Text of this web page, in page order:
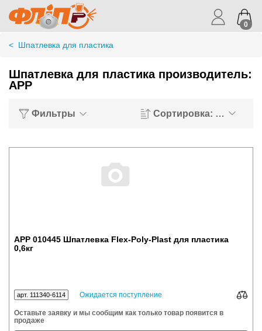
0
< Шпатлевка для пластика
Шпатлевка для пластика производитель:
APP
Фильтры Сортировка: Хиты
APP 010445 Шпатлевка Flex-Poly-Plast для пластика
0,6кг
арт. 111340-6114 Ожидается поступление
Оставьте заявку и мы сообщим как только товар появится в
продаже